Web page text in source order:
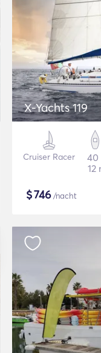
X-Yachts 119
Cruiser Racer
40
12
$746/nacht